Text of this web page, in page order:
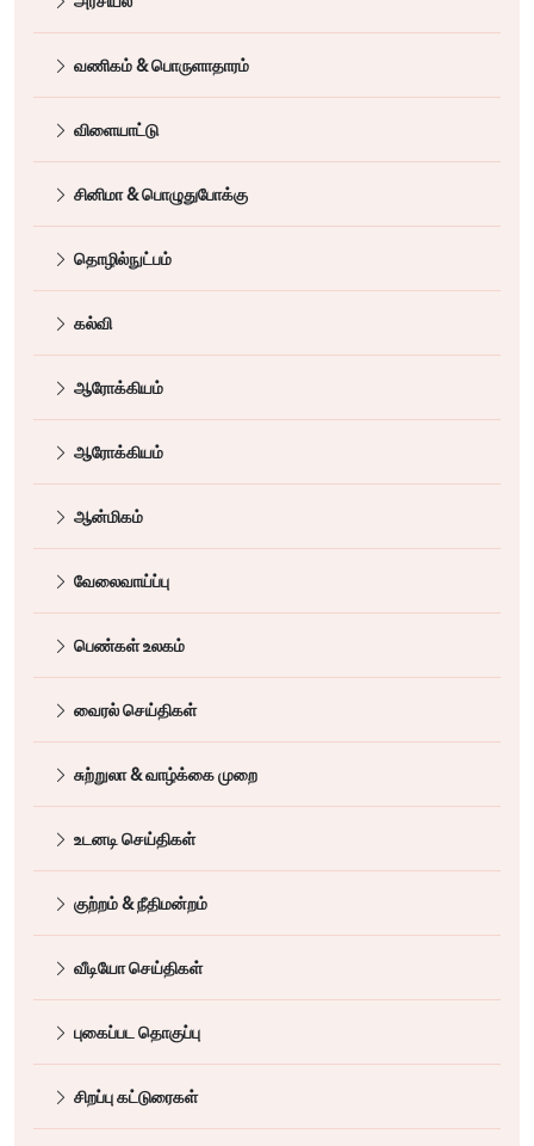
வணிகம் & பொருளாதாரம்
விளையாட்டு
சினிமா & பொழுதுபோக்கு
தொழில்நுட்பம்
கல்வி
ஆரோக்கியம்
ஆரோக்கியம்
ஆன்மிகம்
வேலைவாய்ப்பு
பெண்கள் உலகம்
வைரல் செய்திகள்
சுற்றுலா & வாழ்க்கை முறை
உடனடி செய்திகள்
குற்றம் & நீதிமன்றம்
வீடியோ செய்திகள்
புகைப்பட தொகுப்பு
சிறப்பு கட்டுரைகள்